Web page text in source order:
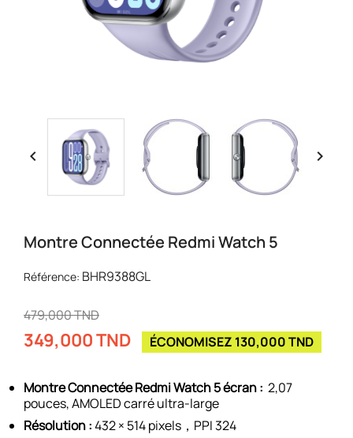
 
Montre Connectée Redmi Watch 5
Référence: BHR9388GL
479,000 TND
349,000 TND ÉCONOMISEZ 130,000 TND
Montre Connectée Redmi Watch 5 écran : 2,07
pouces, AMOLED carré ultra-large
Résolution :432 × 514 pixels，PPI 324